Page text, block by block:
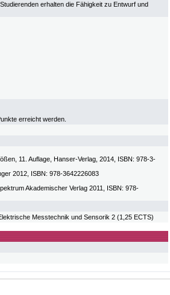
erhalten die Fähigkeit zu Entwurf und
erreicht werden.
11. Auflage, Hanser-Verlag, 2014, ISBN: 978-3-
2012, ISBN: 978-3642226083
Akademischer Verlag 2011, ISBN: 978-
Messtechnik und Sensorik 2 (1,25 ECTS)